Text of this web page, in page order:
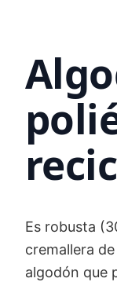
Es robusta
cremallera
algodón que